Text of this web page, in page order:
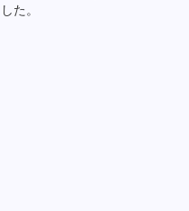
た。